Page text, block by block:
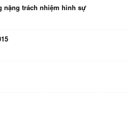
nặng trách nhiệm hình sự